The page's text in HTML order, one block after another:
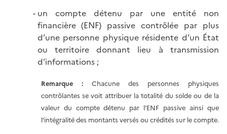
un compte détenu par une entité non
financière (ENF) passive contrôlée par plus
d’une personne physique résidente d’un État
ou territoire donnant lieu à transmission
d’informations ;
Remarque :Chacune des personnes physiques
contrôlantes se voit attribuer la totalité du solde ou de la
valeur du compte détenu par l’ENF passive ainsi que
l’intégralité des montants versés ou crédités sur le compte.